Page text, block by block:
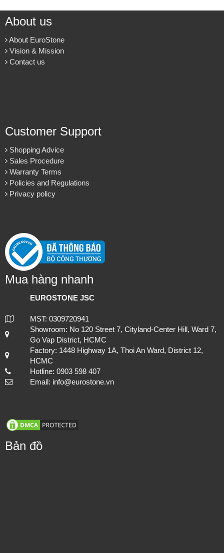
About us
About EuroStone
Vision & Mission
Contact us
Customer Support
Shopping Advice
Sales Procedure
Warranty Terms
Policies and Regulations
Privacy policy
Mua hàng nhanh
EUROSTONE JSC
MST: 0309720941
Showroom: No 120 Street 7, Cityland-Center Hill, Ward 7,
Go Vap District, HCMC
Factory: 1448 Highway 1A, Thoi An Ward, District 12,
HCMC
Hotline: 0903 598 407
Email: info@eurostone.vn
Bản đồ